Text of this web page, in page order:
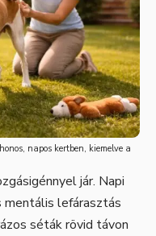
napos kertben, kiemelve a
jár. Napi
mentális lefárasztás
séták rövid távon